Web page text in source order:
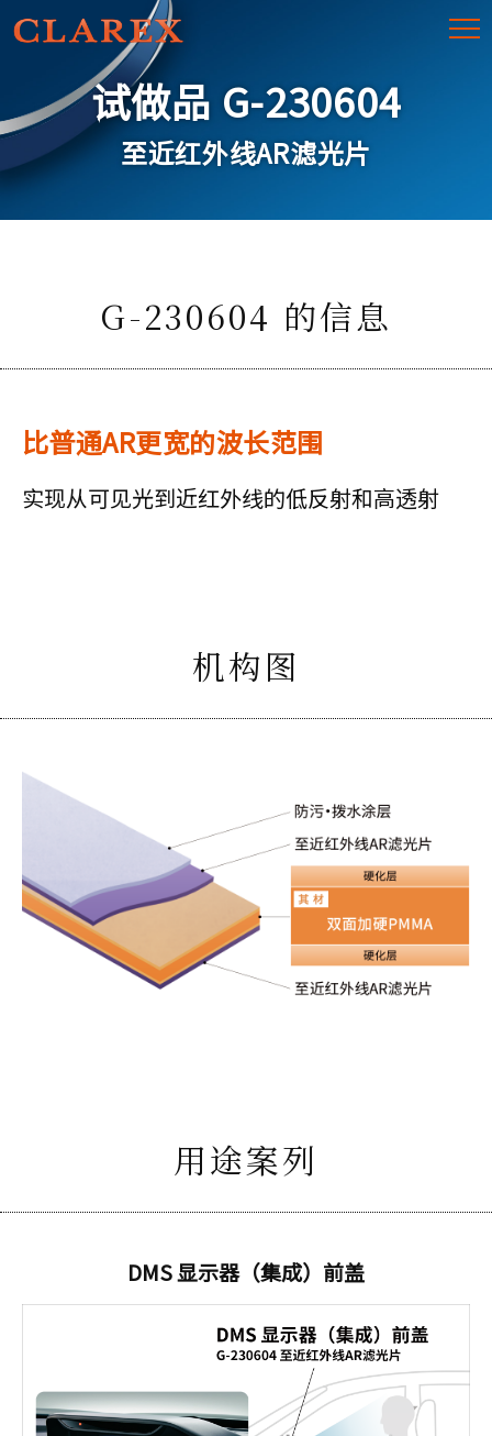
试做品 G-230604
至近红外线AR滤光片
G-230604 的信息
比普通AR更宽的波长范围
实现从可见光到近红外线的低反射和高透射
机构图
用途案列
DMS 显示器（集成）前盖